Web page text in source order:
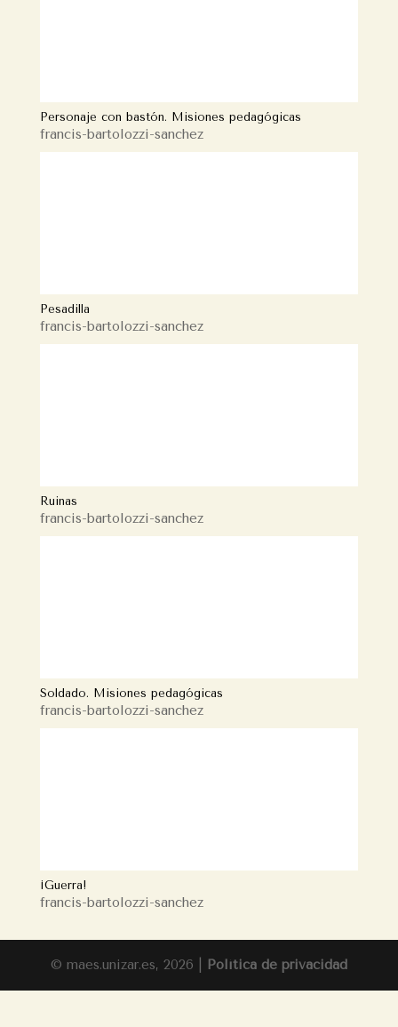
Personaje con bastón. Misiones pedagógicas
francis-bartolozzi-sanchez
Pesadilla
francis-bartolozzi-sanchez
Ruinas
francis-bartolozzi-sanchez
Soldado. Misiones pedagógicas
francis-bartolozzi-sanchez
¡Guerra!
francis-bartolozzi-sanchez
© maes.unizar.es, 2026 | Política de privacidad